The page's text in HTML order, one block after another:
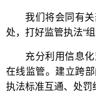
我们将会同有
处，打好监管执法“组
充分利用信息
在线监管。建立跨
执法标准互通、处罚